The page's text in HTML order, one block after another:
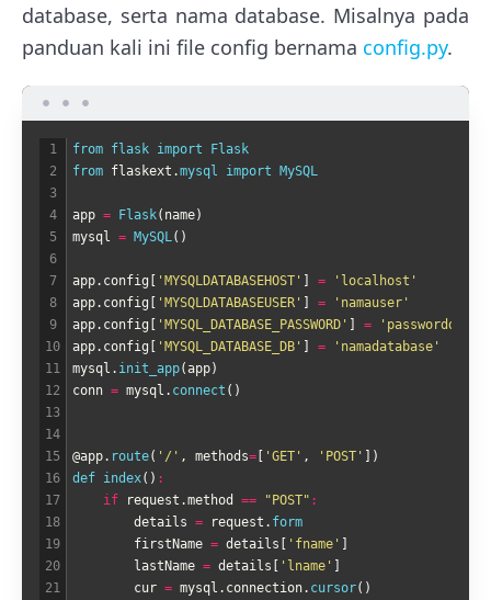
database, serta nama database. Misalnya pada
panduan kali ini file config bernama config.py.
1
2
3
4
5
6
7
8
9
10
11
12
13
14
15
16
17
18
19
20
21
from flask import Flask
from flaskext .mysql import MySQL
app = Flask( name)
mysql
= MySQL ( )
app. config [ 'MYSQLDATABASEHOST' ] =
'localhost'
app. config [ 'MYSQLDATABASEUSER' ] =
'namauser'
app. config [ 'MYSQL_DATABASE_PASSWORD' ] =
app. config [ 'MYSQL_DATABASE_DB' ] =
'namadatabase'
mysql . init_app(app)
conn = mysql . connect ( )
@app. route( '/' , methods= [ 'GET' , 'POST' ] )
def index( ) :
if
request .method == "POST" :
details = request . form
firstName = details [ 'fname' ]
lastName = details [ 'lname' ]
cur = mysql . connection. cursor( )